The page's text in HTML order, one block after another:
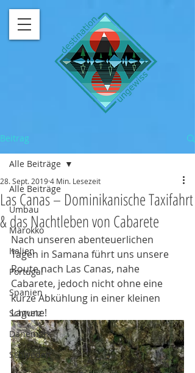
Beitrag
Alle Beiträge
Umbau
Marokko
Italien
Portugal
Spanien
Schweiz
Dänemark
Schweden
Alle Beiträge
Las Canas – Dominikanische Taxifahrt
& das Nachtleben von Cabarete
28. Sept. 20194 Min. Lesezeit
Nach unseren abenteuerlichen
Tagen in Samana führt uns unsere
Route nach Las Canas, nahe
Cabarete, jedoch nicht ohne eine
kurze Abkühlung in einer kleinen
Lagune!